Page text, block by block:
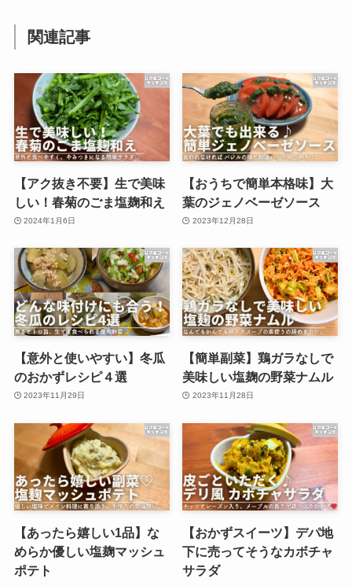
関連記事
【アク抜き不要】生で美味
しい！春菊のごま塩麹和え
2024年1月6日
【おうちで簡単本格味】大
葉のジェノベーゼソース
2023年12月28日
【意外と使いやすい】冬瓜
のおかずレシピ４選
2023年11月29日
【簡単副菜】鶏ガラなしで
美味しい塩麹の野菜ナムル
2023年11月28日
【あったら嬉しい1品】な
めらか優しい塩麹マッシュ
ポテト
【おかずスイーツ】デパ地
下に売ってそうなカボチャ
サラダ